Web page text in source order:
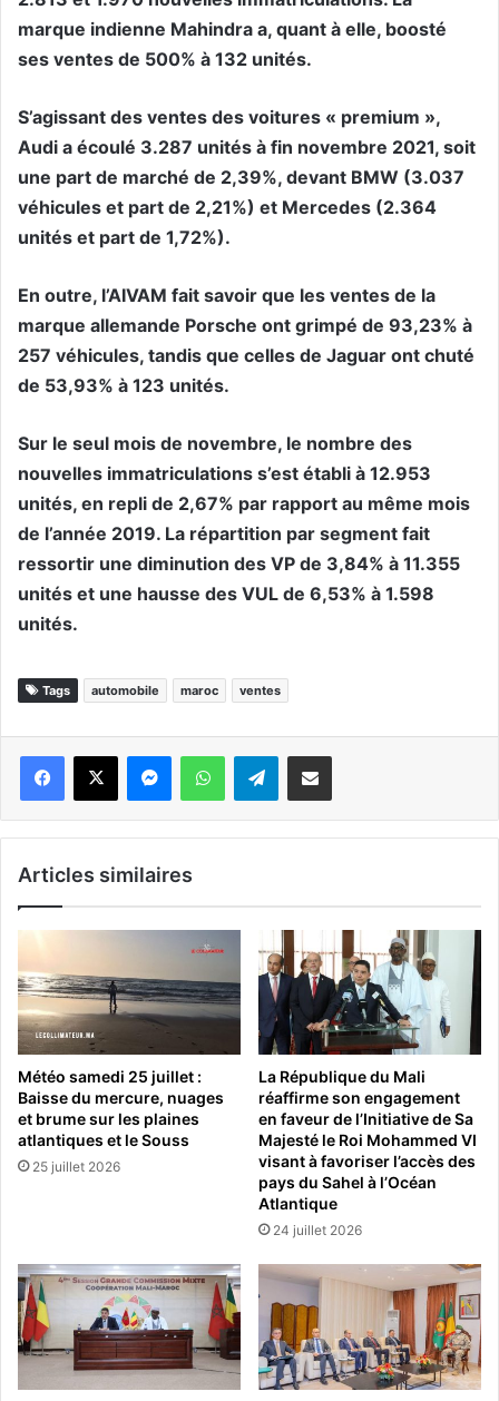
marque indienne Mahindra a, quant à elle, boosté
ses ventes de 500% à 132 unités.
S’agissant des ventes des voitures « premium »,
Audi a écoulé 3.287 unités à fin novembre 2021, soit
une part de marché de 2,39%, devant BMW (3.037
véhicules et part de 2,21%) et Mercedes (2.364
unités et part de 1,72%).
En outre, l’AIVAM fait savoir que les ventes de la
marque allemande Porsche ont grimpé de 93,23% à
257 véhicules, tandis que celles de Jaguar ont chuté
de 53,93% à 123 unités.
Sur le seul mois de novembre, le nombre des
nouvelles immatriculations s’est établi à 12.953
unités, en repli de 2,67% par rapport au même mois
de l’année 2019. La répartition par segment fait
ressortir une diminution des VP de 3,84% à 11.355
unités et une hausse des VUL de 6,53% à 1.598
unités.
Tags automobile maroc ventes
WhatsApp Telegram
Articles similaires
Météo samedi 25 juillet :
Baisse du mercure, nuages
et brume sur les plaines
atlantiques et le Souss
25 juillet 2026
La République du Mali
réaffirme son engagement
en faveur de l’Initiative de Sa
Majesté le Roi Mohammed VI
visant à favoriser l’accès des
pays du Sahel à l’Océan
Atlantique
24 juillet 2026